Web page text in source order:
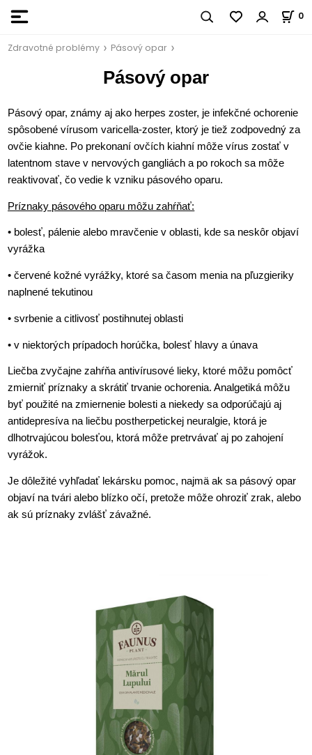
0
Zdravotné problémy Pásový opar
Pásový opar
Pásový opar, známy aj ako herpes zoster, je infekčné ochorenie
spôsobené vírusom varicella-zoster, ktorý je tiež zodpovedný za
ovčie kiahne. Po prekonaní ovčích kiahní môže vírus zostať v
latentnom stave v nervových gangliách a po rokoch sa môže
reaktivovať, čo vedie k vzniku pásového oparu.
Príznaky pásového oparu môžu zahŕňať:
• bolesť, pálenie alebo mravčenie v oblasti, kde sa neskôr objaví
vyrážka
• červené kožné vyrážky, ktoré sa časom menia na pľuzgieriky
naplnené tekutinou
• svrbenie a citlivosť postihnutej oblasti
• v niektorých prípadoch horúčka, bolesť hlavy a únava
Liečba zvyčajne zahŕňa antivírusové lieky, ktoré môžu pomôcť
zmierniť príznaky a skrátiť trvanie ochorenia. Analgetiká môžu
byť použité na zmiernenie bolesti a niekedy sa odporúčajú aj
antidepresíva na liečbu postherpetickej neuralgie, ktorá je
dlhotrvajúcou bolesťou, ktorá môže pretrvávať aj po zahojení
vyrážok.
Je dôležité vyhľadať lekársku pomoc, najmä ak sa pásový opar
objaví na tvári alebo blízko očí, pretože môže ohroziť zrak, alebo
ak sú príznaky zvlášť závažné.